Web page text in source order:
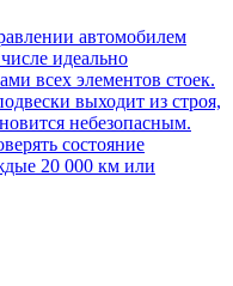
автомобилем
идеально
всех элементов стоек.
выходит из строя,
небезопасным.
состояние
20 000 км или